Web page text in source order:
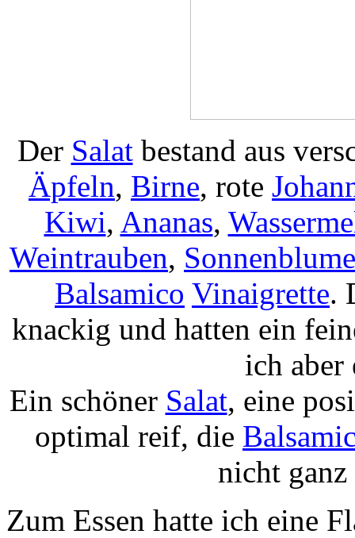
Der Salatbestand aus
Äpfeln, Birne, rote
Kiwi, Ananas,
Weintrauben,
Balsamico Vinaigrette.
knackig und hatten ein
ich aber
Ein schöner Salat, eine
optimal reif, die
nicht
Zum Essen hatte ich eine